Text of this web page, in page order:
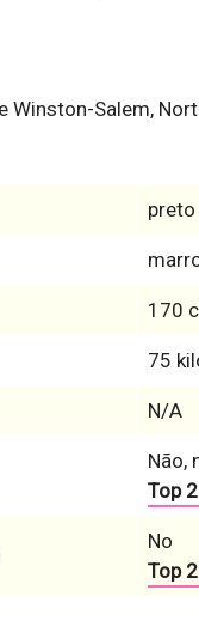
Winston-Salem,
preto
170
75
N/A
Não,
Top
No
Top